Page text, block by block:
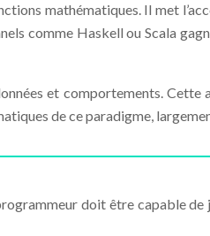
mathématiques. Il met
comme Haskell ou Scala
et comportements.
de ce paradigme,
doit être capable